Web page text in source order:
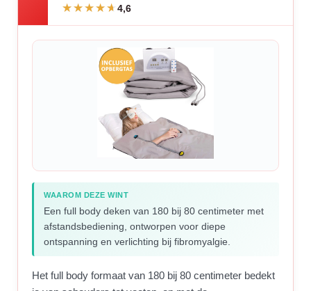
4,6
WAAROM DEZE WINT
Een full body deken van 180 bij 80 centimeter met
afstandsbediening, ontworpen voor diepe
ontspanning en verlichting bij fibromyalgie.
Het full body formaat van 180 bij 80 centimeter bedekt